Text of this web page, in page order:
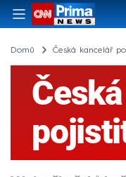
Domů Česká kancelář